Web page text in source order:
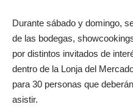
Durante sábado y domingo,
de las bodegas,
por distintos invitados de
dentro de la Lonja del
para 30 personas que
asistir.